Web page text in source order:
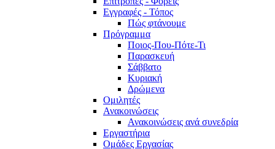
Εγγραφές - Τόπος
Πώς φτάνουμε
Πρόγραμμα
Ποιος-Που-Πότε-Τι
Παρασκευή
Σάββατο
Κυριακή
Δρώμενα
Ομιλητές
Ανακοινώσεις
Ανακοινώσεις ανά συνεδρία
Εργαστήρια
Ομάδες Εργασίας